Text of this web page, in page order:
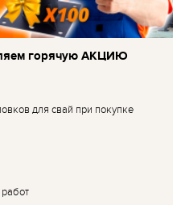
горячую АКЦИЮ
для свай при покупке